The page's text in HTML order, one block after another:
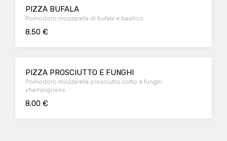
PIZZA BUFALA
Pomodoro mozzarella di bufala e basilico
8.50 €
PIZZA PROSCIUTTO E FUNGHI
Pomodoro mozzarella prosciutto cotto e funghi
champignons
8.00 €